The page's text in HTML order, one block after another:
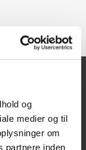
og
medier og til
om
partnere inden